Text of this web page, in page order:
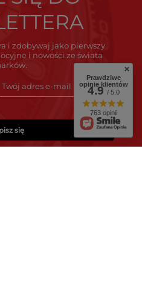
i zdobywaj jako pierwszy
i nowości ze świata
się
Prawdziwe
opinie klientów
4.9/ 5.0
763 opinii